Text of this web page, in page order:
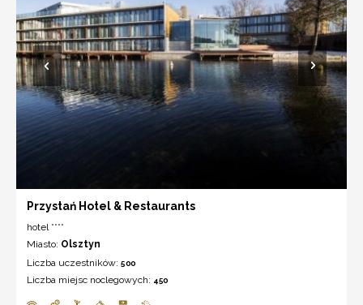
Przystań Hotel & Restaurants
hotel ****
Miasto: Olsztyn
Liczba uczestników: 500
Liczba miejsc noclegowych: 450